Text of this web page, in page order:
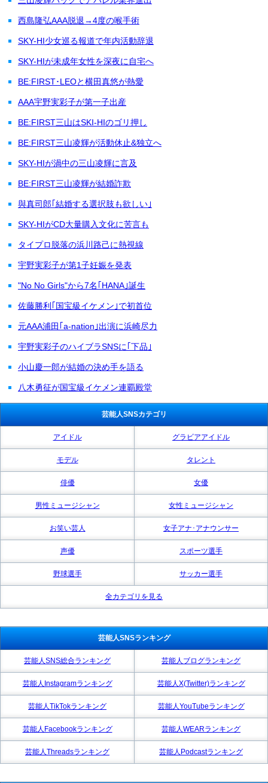
西島隆弘AAA脱退→4度の喉手術
SKY-HI少女巡る報道で年内活動辞退
SKY-HIが未成年女性を深夜に自宅へ
BE:FIRST･LEOと横田真悠が熱愛
AAA宇野実彩子が第一子出産
BE:FIRST三山はSKI-HIのゴリ押し
BE:FIRST三山凌輝が活動休止&独立へ
SKY-HIが渦中の三山凌輝に言及
BE:FIRST三山凌輝が結婚詐欺
與真司郎｢結婚する選択肢も欲しい｣
SKY-HIがCD大量購入文化に苦言も
タイプロ脱落の浜川路己に熱視線
宇野実彩子が第1子妊娠を発表
"No No Girls"から7名｢HANA｣誕生
佐藤勝利｢国宝級イケメン｣で初首位
元AAA浦田｢a-nation｣出演に浜崎尽力
宇野実彩子のハイブラSNSに｢下品｣
小山慶一郎が結婚の決め手を語る
八木勇征が国宝級イケメン連覇殿堂
芸能人SNSカテゴリ
アイドル グラビアアイドル
モデル タレント
俳優 女優
男性ミュージシャン 女性ミュージシャン
お笑い芸人 女子アナ･アナウンサー
声優 スポーツ選手
野球選手 サッカー選手
全カテゴリを見る
芸能人SNSランキング
芸能人SNS総合ランキング 芸能人ブログランキング
芸能人Instagramランキング 芸能人X(Twitter)ランキング
芸能人TikTokランキング 芸能人YouTubeランキング
芸能人Facebookランキング 芸能人WEARランキング
芸能人Threadsランキング 芸能人Podcastランキング